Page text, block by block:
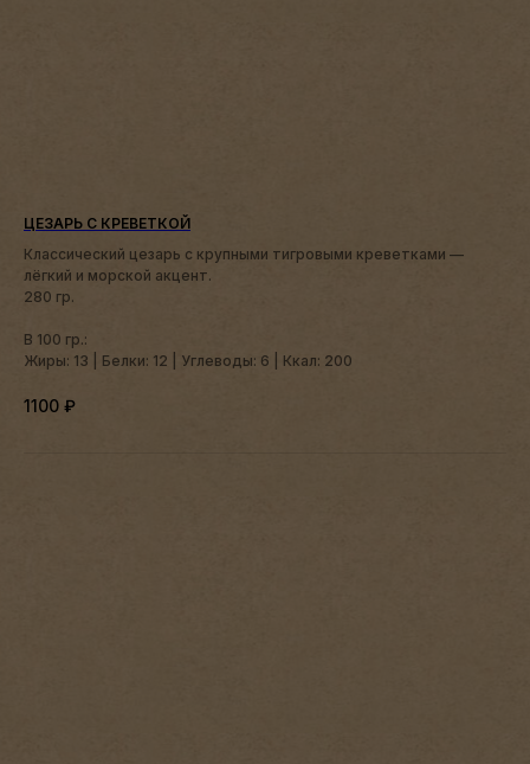
ЦЕЗАРЬ С КРЕВЕТКОЙ
Классический цезарь с крупными тигровыми креветками —
лёгкий и морской акцент.
280 гр.
В 100 гр.:
Жиры: 13 | Белки: 12 | Углеводы: 6 | Ккал: 200
1100 ₽